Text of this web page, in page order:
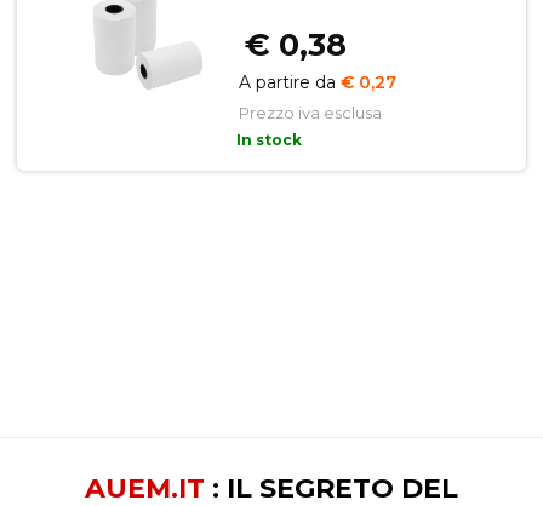
€ 0,38
A partire da € 0,27
Prezzo iva esclusa
In stock
AUEM.IT : IL SEGRETO DEL